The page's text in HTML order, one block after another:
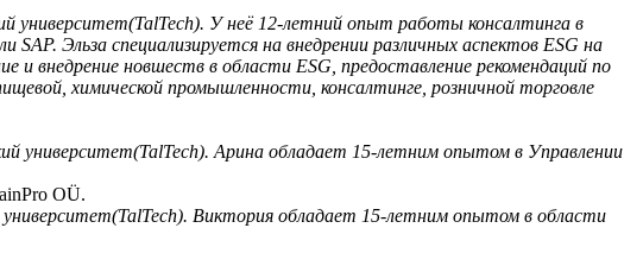
университет(TalTech). У неё 12-летний опыт работы консалтинга в
Эльза специализируется на внедрении различных аспектов ESG на
внедрение новшеств в области ESG, предоставление рекомендаций по
химической промышленности, консалтинге, розничной торговле
университет(TalTech). Арина обладает 15-летним опытом в Управлении
OÜ.
Виктория обладает 15-летним опытом в области